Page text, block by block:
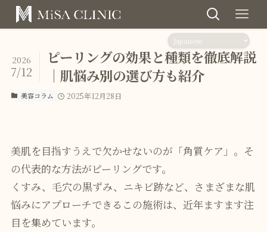
ピーリングの効果と種類を徹底解説
｜肌悩み別の選び方も紹介
2026
7/12
美容コラム 2025年12月28日
美肌を目指すうえで欠かせないのが「角質ケア」。そ
の代表的な方法がピーリングです。
くすみ、毛穴の黒ずみ、ニキビ跡など、さまざまな肌
悩みにアプローチできるこの施術は、近年ますます注
目を集めています。